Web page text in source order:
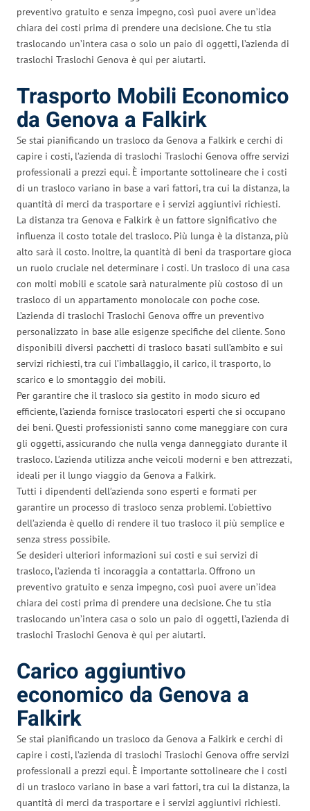
preventivo gratuito e senza impegno, così puoi avere un’idea
chiara dei costi prima di prendere una decisione. Che tu stia
traslocando un’intera casa o solo un paio di oggetti, l’azienda di
traslochi Traslochi Genova è qui per aiutarti.
Trasporto Mobili Economico
da Genova a Falkirk
Se stai pianificando un trasloco da Genova a Falkirk e cerchi di
capire i costi, l’azienda di traslochi Traslochi Genova offre servizi
professionali a prezzi equi. È importante sottolineare che i costi
di un trasloco variano in base a vari fattori, tra cui la distanza, la
quantità di merci da trasportare e i servizi aggiuntivi richiesti.
La distanza tra Genova e Falkirk è un fattore significativo che
influenza il costo totale del trasloco. Più lunga è la distanza, più
alto sarà il costo. Inoltre, la quantità di beni da trasportare gioca
un ruolo cruciale nel determinare i costi. Un trasloco di una casa
con molti mobili e scatole sarà naturalmente più costoso di un
trasloco di un appartamento monolocale con poche cose.
L’azienda di traslochi Traslochi Genova offre un preventivo
personalizzato in base alle esigenze specifiche del cliente. Sono
disponibili diversi pacchetti di trasloco basati sull’ambito e sui
servizi richiesti, tra cui l’imballaggio, il carico, il trasporto, lo
scarico e lo smontaggio dei mobili.
Per garantire che il trasloco sia gestito in modo sicuro ed
efficiente, l’azienda fornisce traslocatori esperti che si occupano
dei beni. Questi professionisti sanno come maneggiare con cura
gli oggetti, assicurando che nulla venga danneggiato durante il
trasloco. L’azienda utilizza anche veicoli moderni e ben attrezzati,
ideali per il lungo viaggio da Genova a Falkirk.
Tutti i dipendenti dell’azienda sono esperti e formati per
garantire un processo di trasloco senza problemi. L’obiettivo
dell’azienda è quello di rendere il tuo trasloco il più semplice e
senza stress possibile.
Se desideri ulteriori informazioni sui costi e sui servizi di
trasloco, l’azienda ti incoraggia a contattarla. Offrono un
preventivo gratuito e senza impegno, così puoi avere un’idea
chiara dei costi prima di prendere una decisione. Che tu stia
traslocando un’intera casa o solo un paio di oggetti, l’azienda di
traslochi Traslochi Genova è qui per aiutarti.
Carico aggiuntivo
economico da Genova a
Falkirk
Se stai pianificando un trasloco da Genova a Falkirk e cerchi di
capire i costi, l’azienda di traslochi Traslochi Genova offre servizi
professionali a prezzi equi. È importante sottolineare che i costi
di un trasloco variano in base a vari fattori, tra cui la distanza, la
quantità di merci da trasportare e i servizi aggiuntivi richiesti.